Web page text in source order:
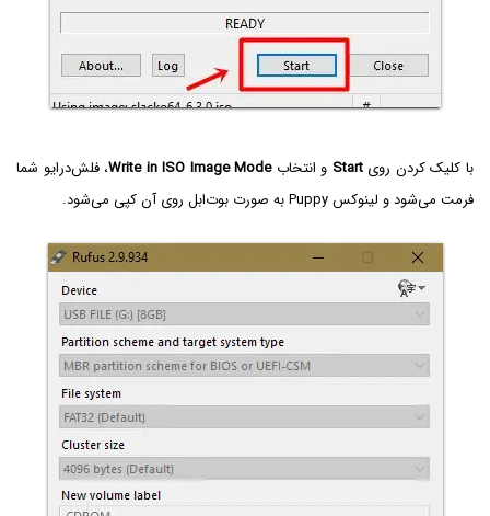
با کلیک کردن رویStart و انتخابWrite in ISO Image Mode، فلش‌درایو شما
فرمت می‌شود و لینوکس Puppy به صورت بوت‌ابل روی آن کپی می‌شود.